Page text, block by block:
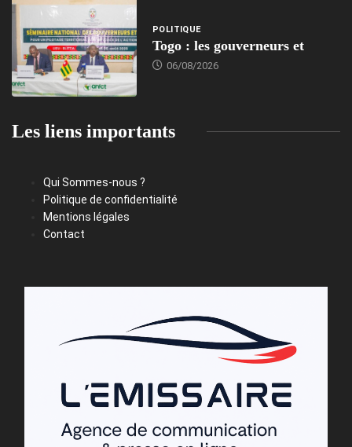
POLITIQUE
Togo : les gouverneurs et
06/08/2026
Les liens importants
Qui Sommes-nous ?
Politique de confidentialité
Mentions légales
Contact